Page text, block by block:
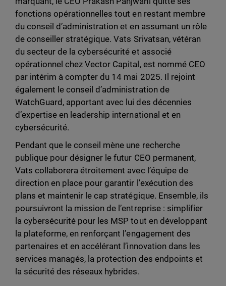
fonctions opérationnelles tout en restant membre
du conseil d’administration et en assumant un rôle
de conseiller stratégique. Vats Srivatsan, vétéran
du secteur de la cybersécurité et associé
opérationnel chez Vector Capital, est nommé CEO
par intérim à compter du 14 mai 2025. Il rejoint
également le conseil d’administration de
WatchGuard, apportant avec lui des décennies
d’expertise en leadership international et en
cybersécurité.
Pendant que le conseil mène une recherche
publique pour désigner le futur CEO permanent,
Vats collaborera étroitement avec l’équipe de
direction en place pour garantir l’exécution des
plans et maintenir le cap stratégique. Ensemble, ils
poursuivront la mission de l’entreprise : simplifier
la cybersécurité pour les MSP tout en développant
la plateforme, en renforçant l’engagement des
partenaires et en accélérant l’innovation dans les
services managés, la protection des endpoints et
la sécurité des réseaux hybrides.